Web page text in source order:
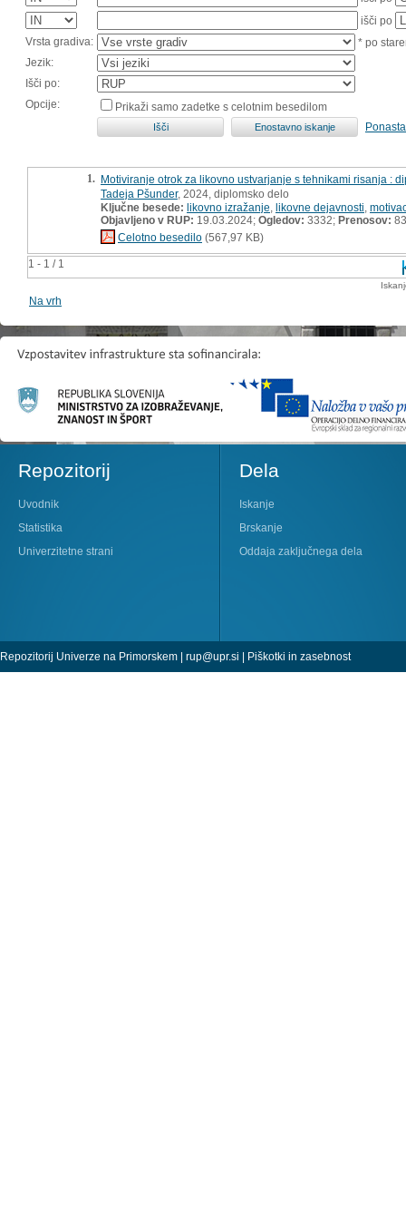
išči po
Vrsta gradiva:
* po
Jezik:
Išči po:
Opcije:
Prikaži samo zadetke s celotnim besedilom
1 - 1 / 1
1. Motiviranje otrok za likovno ustvarjanje s tehnikami risanja :
Tadeja Pšunder, 2024, diplomsko delo
Ključne besede: likovno izražanje likovne dejavnosti
Objavljeno v RUP: 19.03.2024; Ogledov: 3332; Prenosov: 83
Celotno besedilo (567,97 KB)
Na vrh
Repozitorij
Uvodnik
Statistika
Univerzitetne strani
Dela
Iskanje
Brskanje
Oddaja zaključnega dela
Repozitorij Univerze na Primorskem | rup@upr.si | Piškotki in zasebnost